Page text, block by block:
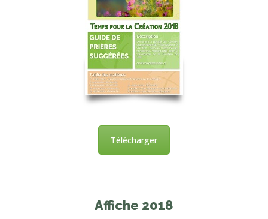
Télécharger
Affiche 2018